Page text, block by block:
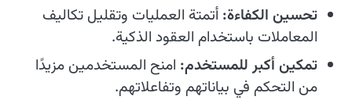
تحسين الكفاءة: أتمتة العمليات وتقليل تكاليف
المعاملات باستخدام العقود الذكية.
تمكين أكبر للمستخدم: امنح المستخدمين مزيدًا
من التحكم في بياناتهم وتفاعلاتهم.